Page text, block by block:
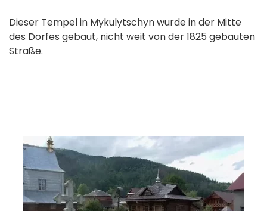
Dieser Tempel in Mykulytschyn wurde in der Mitte
des Dorfes gebaut, nicht weit von der 1825 gebauten
Straße.